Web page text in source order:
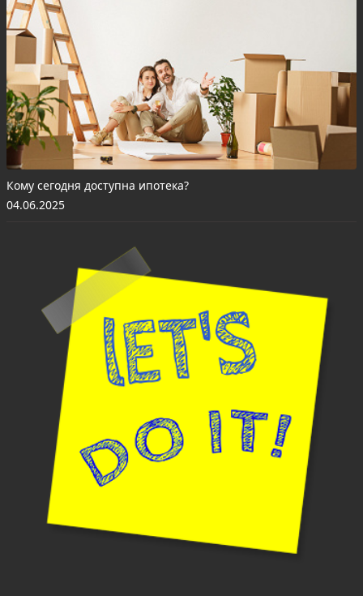
Кому сегодня доступна ипотека?
04.06.2025